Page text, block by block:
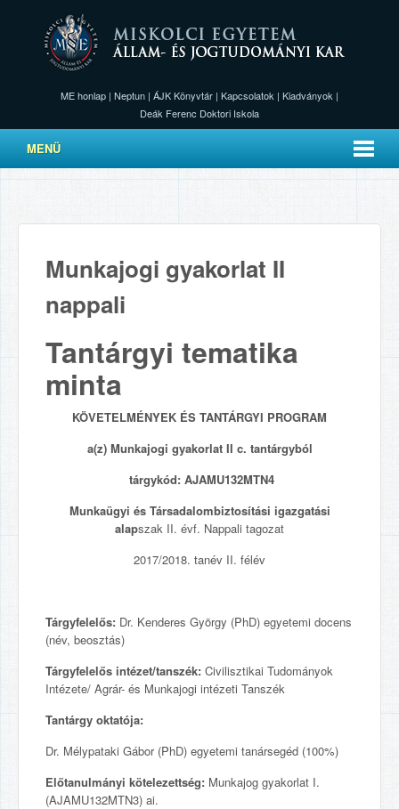
ME honlap | Neptun | ÁJK Könyvtár | Kapcsolatok | Kiadványok |
Deák Ferenc Doktori Iskola
MENÜ
Munkajogi gyakorlat II
nappali
Tantárgyi tematika
minta
KÖVETELMÉNYEK ÉS TANTÁRGYI PROGRAM
a(z) Munkajogi gyakorlat II c. tantárgyból
tárgykód: AJAMU132MTN4
Munkaügyi és Társadalombiztosítási igazgatási
alapszak II. évf. Nappali tagozat
2017/2018. tanév II. félév
Tárgyfelelős: Dr. Kenderes György (PhD) egyetemi docens
(név, beosztás)
Tárgyfelelős intézet/tanszék: Civilisztikai Tudományok
Intézete/ Agrár- és Munkajogi intézeti Tanszék
Tantárgy oktatója:
Dr. Mélypataki Gábor (PhD) egyetemi tanársegéd (100%)
Előtanulmányi kötelezettség: Munkajog gyakorlat I.
(AJAMU132MTN3) ai.